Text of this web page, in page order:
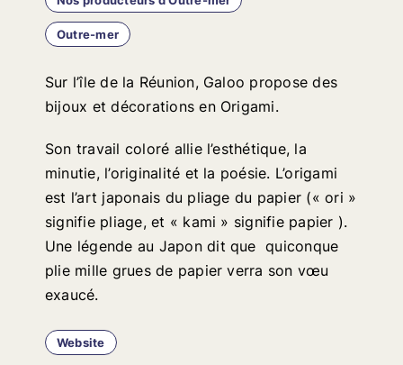
Outre-mer
Sur l’île de la Réunion, Galoo propose des
bijoux et décorations en Origami.
Son travail coloré allie l’esthétique, la
minutie, l’originalité et la poésie. L’origami
est l’art japonais du pliage du papier (« ori »
signifie pliage, et « kami » signifie papier ).
Une légende au Japon dit que quiconque
plie mille grues de papier verra son vœu
exaucé.
Website